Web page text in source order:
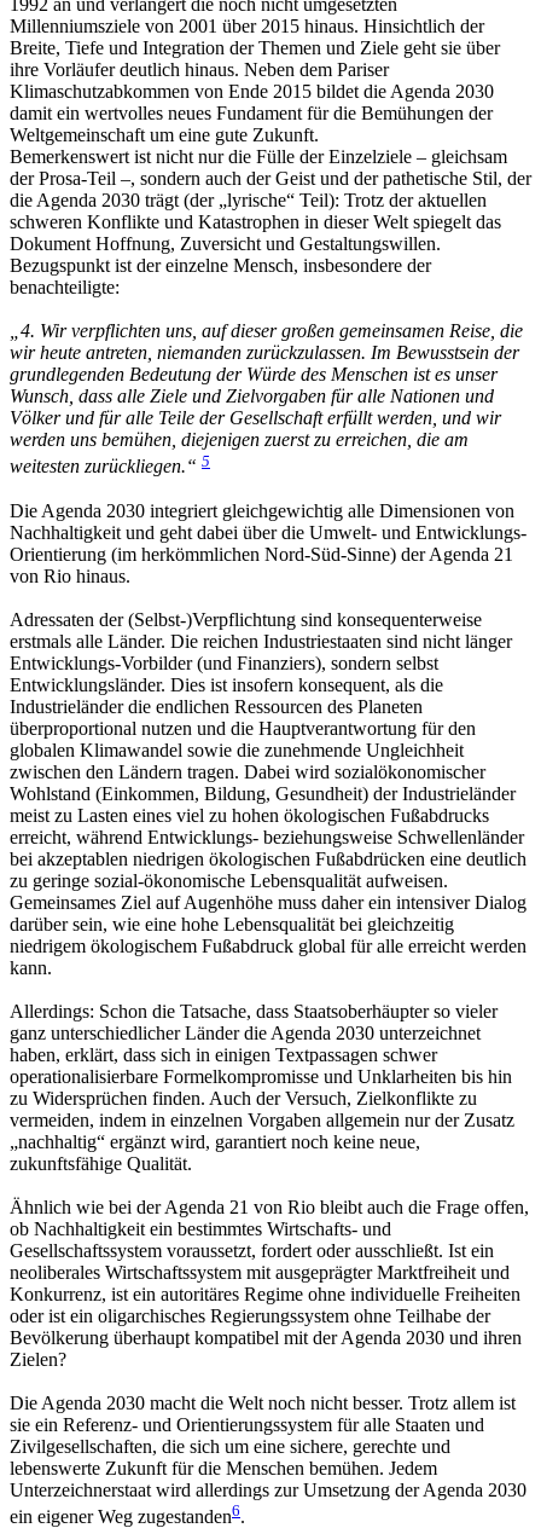
1992 an und verlängert die noch nicht umgesetzten
Millenniumsziele von 2001 über 2015 hinaus. Hinsichtlich der
Breite, Tiefe und Integration der Themen und Ziele geht sie über
ihre Vorläufer deutlich hinaus. Neben dem Pariser
Klimaschutzabkommen von Ende 2015 bildet die Agenda 2030
damit ein wertvolles neues Fundament für die Bemühungen der
Weltgemeinschaft um eine gute Zukunft.
Bemerkenswert ist nicht nur die Fülle der Einzelziele – gleichsam
der Prosa-Teil –, sondern auch der Geist und der pathetische Stil, der
die Agenda 2030 trägt (der „lyrische“ Teil): Trotz der aktuellen
schweren Konflikte und Katastrophen in dieser Welt spiegelt das
Dokument Hoffnung, Zuversicht und Gestaltungswillen.
Bezugspunkt ist der einzelne Mensch, insbesondere der
benachteiligte:
„4. Wir verpflichten uns, auf dieser großen gemeinsamen Reise, die
wir heute antreten, niemanden zurückzulassen. Im Bewusstsein der
grundlegenden Bedeutung der Würde des Menschen ist es unser
Wunsch, dass alle Ziele und Zielvorgaben für alle Nationen und
Völker und für alle Teile der Gesellschaft erfüllt werden, und wir
werden uns bemühen, diejenigen zuerst zu erreichen, die am
weitesten zurückliegen.“ 5
Die Agenda 2030 integriert gleichgewichtig alle Dimensionen von
Nachhaltigkeit und geht dabei über die Umwelt- und Entwicklungs-
Orientierung (im herkömmlichen Nord-Süd-Sinne) der Agenda 21
von Rio hinaus.
Adressaten der (Selbst-)Verpflichtung sind konsequenterweise
erstmals alle Länder. Die reichen Industriestaaten sind nicht länger
Entwicklungs-Vorbilder (und Finanziers), sondern selbst
Entwicklungsländer. Dies ist insofern konsequent, als die
Industrieländer die endlichen Ressourcen des Planeten
überproportional nutzen und die Hauptverantwortung für den
globalen Klimawandel sowie die zunehmende Ungleichheit
zwischen den Ländern tragen. Dabei wird sozialökonomischer
Wohlstand (Einkommen, Bildung, Gesundheit) der Industrieländer
meist zu Lasten eines viel zu hohen ökologischen Fußabdrucks
erreicht, während Entwicklungs- beziehungsweise Schwellenländer
bei akzeptablen niedrigen ökologischen Fußabdrücken eine deutlich
zu geringe sozial-ökonomische Lebensqualität aufweisen.
Gemeinsames Ziel auf Augenhöhe muss daher ein intensiver Dialog
darüber sein, wie eine hohe Lebensqualität bei gleichzeitig
niedrigem ökologischem Fußabdruck global für alle erreicht werden
kann.
Allerdings: Schon die Tatsache, dass Staatsoberhäupter so vieler
ganz unterschiedlicher Länder die Agenda 2030 unterzeichnet
haben, erklärt, dass sich in einigen Textpassagen schwer
operationalisierbare Formelkompromisse und Unklarheiten bis hin
zu Widersprüchen finden. Auch der Versuch, Zielkonflikte zu
vermeiden, indem in einzelnen Vorgaben allgemein nur der Zusatz
„nachhaltig“ ergänzt wird, garantiert noch keine neue,
zukunftsfähige Qualität.
Ähnlich wie bei der Agenda 21 von Rio bleibt auch die Frage offen,
ob Nachhaltigkeit ein bestimmtes Wirtschafts- und
Gesellschaftssystem voraussetzt, fordert oder ausschließt. Ist ein
neoliberales Wirtschaftssystem mit ausgeprägter Marktfreiheit und
Konkurrenz, ist ein autoritäres Regime ohne individuelle Freiheiten
oder ist ein oligarchisches Regierungssystem ohne Teilhabe der
Bevölkerung überhaupt kompatibel mit der Agenda 2030 und ihren
Zielen?
Die Agenda 2030 macht die Welt noch nicht besser. Trotz allem ist
sie ein Referenz- und Orientierungssystem für alle Staaten und
Zivilgesellschaften, die sich um eine sichere, gerechte und
lebenswerte Zukunft für die Menschen bemühen. Jedem
Unterzeichnerstaat wird allerdings zur Umsetzung der Agenda 2030
ein eigener Weg zugestanden6.